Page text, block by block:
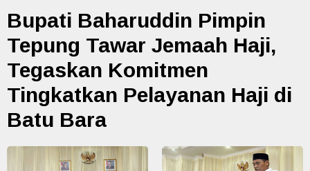
Bupati Baharuddin Pimpin
Tepung Tawar Jemaah Haji,
Tegaskan Komitmen
Tingkatkan Pelayanan Haji di
Batu Bara